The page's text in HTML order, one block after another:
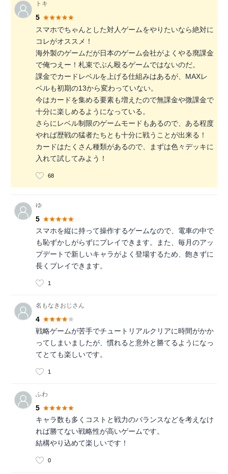
トキ
5
スマホでちゃんとした対人ゲームをやりたいなら絶対に
コレがオススメ！
海外製のゲームだが日本のゲーム会社がよくやる廃課金
で俺つえー！札束でぶん殴るゲームではないのだ。
課金でカードレベルを上げる仕組みはあるが、MAXレ
ベルも初期の13から変わっていない。
今はカードを集める要素も増えたので無課金や微課金で
十分に楽しめるようになっている。
さらにレベル制限のゲームモードもあるので、ある程度
やれば歴戦の猛者たちとも十分に戦うことが出来る！
カードはたくさん種類があるので、まずは色々デッキに
入れて試してみよう！
68
ゆ
5
スマホを縦に持って操作するゲームなので、電車の中で
も恥ずかしがらずにプレイできます。また、毎月のアッ
プデートで新しいキャラがよく登場するため、飽きずに
長くプレイできます。
1
名もなきおじさん
4
戦略ゲームが苦手でチュートリアルクリアに時間がかか
ってしまいましたが、慣れると意外と勝てるようになっ
てとても楽しいです。
1
ふわ
5
キャラ数も多くコストと戦力のバランスなどを考えなけ
れば勝てない戦略性が高いゲームです。
結構やり込めて楽しいです！
0